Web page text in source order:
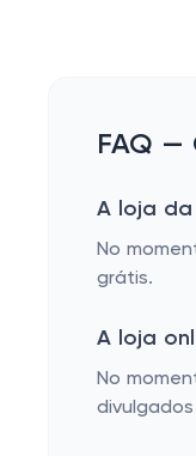
FAQ
A loja
No
grátis.
A loja
No